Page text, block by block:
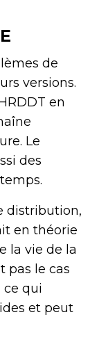
de
versions.
en
Le
des
distribution,
en théorie
la vie de la
pas le cas
ce qui
et peut